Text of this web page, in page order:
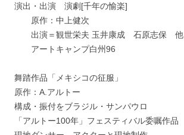
演出・出演 演劇[千年の愉楽]
原作：中上健次
出演＝観世栄夫 玉井康成 石原志保 他
アートキャンプ白州96
舞踏作品「メキシコの征服」
原作：A.アルトー
構成・振付をブラジル・サンパウロ
「アルトー100年」フェスティバル委嘱作品